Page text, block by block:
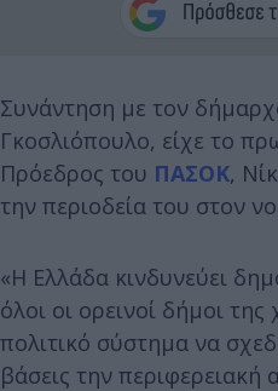
Συνάντηση με τον
Γκοσλιόπουλο, είχε το
Πρόεδρος του ΠΑΣΟΚ,
την περιοδεία του στον
«Η Ελλάδα κινδυνεύει
όλοι οι ορεινοί δήμοι
πολιτικό σύστημα να
βάσεις την περιφερειακή